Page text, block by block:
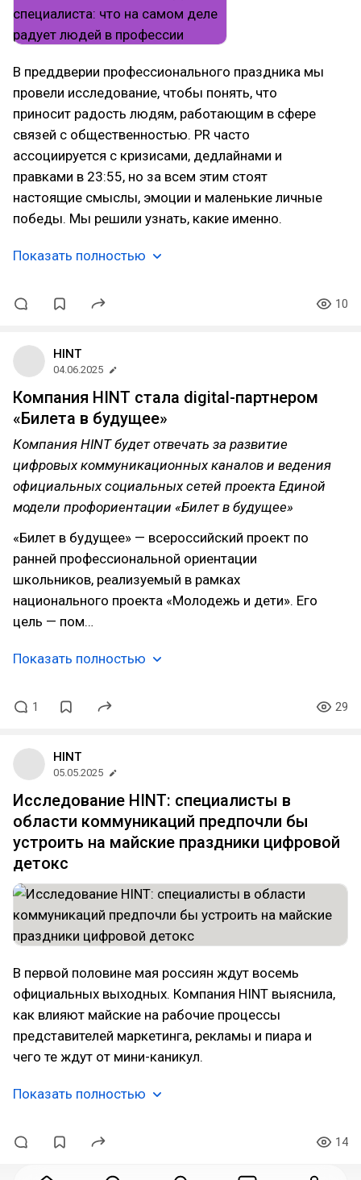
В преддверии профессионального праздника мы
провели исследование, чтобы понять, что
приносит радость людям, работающим в сфере
связей с общественностью. PR часто
ассоциируется с кризисами, дедлайнами и
правками в 23:55, но за всем этим стоят
настоящие смыслы, эмоции и маленькие личные
победы. Мы решили узнать, какие именно.
Показать полностью
10
HINT
04.06.2025
Компания HINT стала digital-партнером
«Билета в будущее»
Компания HINT будет отвечать за развитие
цифровых коммуникационных каналов и ведения
официальных социальных сетей проекта Единой
модели профориентации «Билет в будущее»
«Билет в будущее» — всероссийский проект по
ранней профессиональной ориентации
школьников, реализуемый в рамках
национального проекта «Молодежь и дети». Его
цель — пом…
Показать полностью
1 29
HINT
05.05.2025
Исследование HINT: специалисты в
области коммуникаций предпочли бы
устроить на майские праздники цифровой
детокс
В первой половине мая россиян ждут восемь
официальных выходных. Компания HINT выяснила,
как влияют майские на рабочие процессы
представителей маркетинга, рекламы и пиара и
чего те ждут от мини-каникул.
Показать полностью
14